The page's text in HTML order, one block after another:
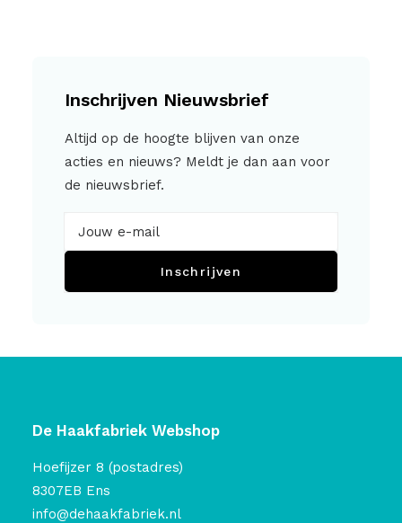
Inschrijven Nieuwsbrief
Altijd op de hoogte blijven van onze
acties en nieuws? Meldt je dan aan voor
de nieuwsbrief.
Inschrijven
De Haakfabriek Webshop
Hoefijzer 8 (postadres)
8307EB Ens
info@dehaakfabriek.nl